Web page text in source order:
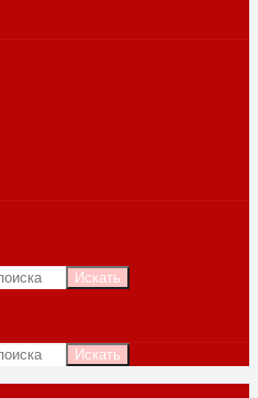
Искать
Искать